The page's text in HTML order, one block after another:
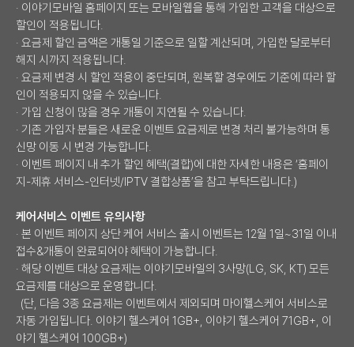
· 이야기모바일 홈페이지 또는 모바일웹을 통해 가입한 고객을 대상으로
할인이 적용됩니다.
· 요금제 할인 금액은 개통일 기준으로 일할 계산되며, 가입한 달로부터
해지 시까지 적용됩니다.
· 요금제 변경 시 할인 적용이 중단되며, 원복할 경우에도 기준에 따라 할
인이 적용되지 않을 수 있습니다.
· 가입 신청이 많을 경우 개통이 지연될 수 있습니다.
· 기존 가입자 분들은 새로운 이벤트 요금제로 변경 처리 불가능하며 통
신망 이동 시 변경 가능합니다.
· 이벤트 페이지 내 추가 할인 혜택(결합)에 대한 자세한 내용은 ‘홈페이
지-제휴 서비스-인터넷/IPTV 결합상품’을 참고 부탁드립니다.)
케어서비스 이벤트 유의사항
· 본 이벤트 페이지 상단 케어 서비스 출시 이벤트는 12월 1일~31일 이내
접수&개통이 완료되어야 혜택이 가능합니다.
· 해당 이벤트 대상 요금제는 이야기모바일의 3사망(LG, SK, KT) 모든
요금제를 대상으로 운영합니다.
(단, 다음 3종 요금제는 이벤트에서 제외되며 마이헬스케어 서비스로
자동 가입됩니다. 이야기 헬스케어 1GB+, 이야기 헬스케어 71GB+, 이
야기 헬스케어 100GB+)